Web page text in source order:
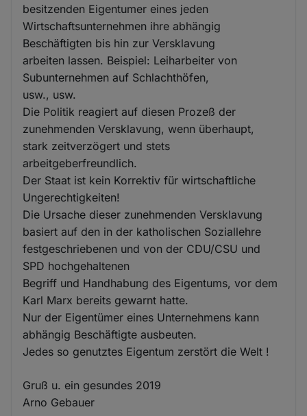
besitzenden Eigentumer eines jeden
Wirtschaftsunternehmen ihre abhängig
Beschäftigten bis hin zur Versklavung
arbeiten lassen. Beispiel: Leiharbeiter von
Subunternehmen auf Schlachthöfen,
usw., usw.
Die Politik reagiert auf diesen Prozeß der
zunehmenden Versklavung, wenn überhaupt,
stark zeitverzögert und stets
arbeitgeberfreundlich.
Der Staat ist kein Korrektiv für wirtschaftliche
Ungerechtigkeiten!
Die Ursache dieser zunehmenden Versklavung
basiert auf den in der katholischen Soziallehre
festgeschriebenen und von der CDU/CSU und
SPD hochgehaltenen
Begriff und Handhabung des Eigentums, vor dem
Karl Marx bereits gewarnt hatte.
Nur der Eigentümer eines Unternehmens kann
abhängig Beschäftigte ausbeuten.
Jedes so genutztes Eigentum zerstört die Welt !
Gruß u. ein gesundes 2019
Arno Gebauer